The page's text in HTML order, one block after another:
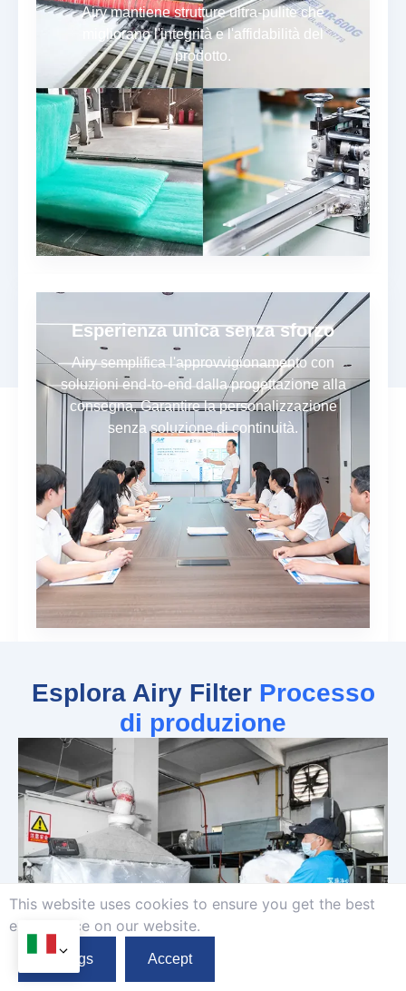
Airy mantiene strutture ultra-pulite che
migliorano l'integrità e l'affidabilità del
prodotto.
Esperienza unica senza sforzo
Airy semplifica l'approvvigionamento con
soluzioni end-to-end dalla progettazione alla
consegna, Garantire la personalizzazione
senza soluzione di continuità.
Esplora Airy Filter Processo
di produzione
01
This website uses cookies to ensure you get the best
exprerience on our website.